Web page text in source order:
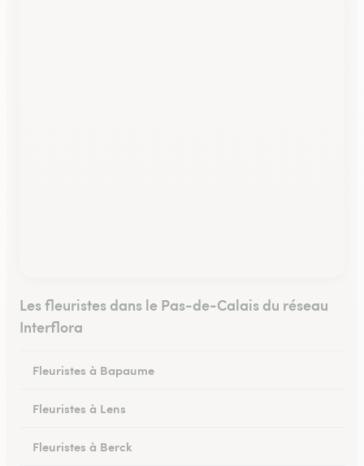
Les fleuristes dans le Pas-de-Calais du réseau
Interflora
Fleuristes à Bapaume
Fleuristes à Lens
Fleuristes à Berck